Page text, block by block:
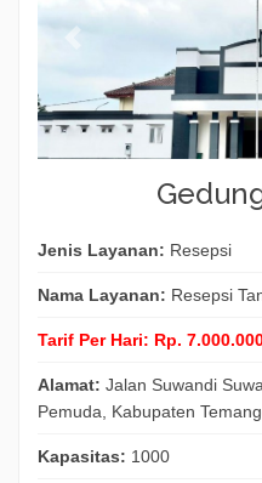
Jenis Layanan: Resepsi
Nama Layanan: Resepsi
Tarif Per Hari: Rp.
Alamat: Jalan Suwandi
Pemuda, Kabupaten
Kapasitas: 1000